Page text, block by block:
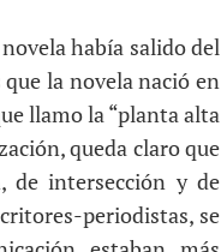
había salido del
la novela nació en
llamo la “planta alta
queda claro que
de intersección y de
periodistas, se